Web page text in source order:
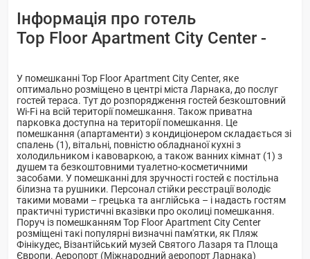
Інформація про готель
Top Floor Apartment City Center -
У помешканні Top Floor Apartment City Center, яке
оптимально розміщено в центрі міста Ларнака, до послуг
гостей тераса. Тут до розпорядження гостей безкоштовний
Wi-Fi на всій території помешкання. Також приватна
парковка доступна на території помешкання. Це
помешкання (апартаменти) з кондиціонером складається зі
спалень (1), вітальнi, повністю обладнаної кухні з
холодильником і кавоваркою, а також ванних кімнат (1) з
душем та безкоштовними туалетно-косметичними
засобами. У помешканні для зручності гостей є постільна
білизна та рушники. Персонал стійки реєстрації володіє
такими мовами – грецька та англійська – і надасть гостям
практичні туристичні вказівки про околиці помешкання.
Поруч із помешканням Top Floor Apartment City Center
розміщені такі популярні визначні пам'ятки, як Пляж
Фінікудес, Візантійський музей Святого Лазаря та Площа
Європи. Аеропорт (Міжнародний аеропорт Ларнака)